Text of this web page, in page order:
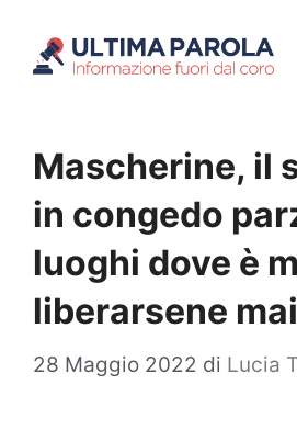
Mascherine, il
in congedo
luoghi dove è
liberarsene mai
28 Maggio 2022 di Lucia